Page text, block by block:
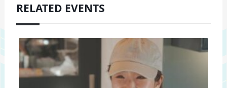
RELATED EVENTS